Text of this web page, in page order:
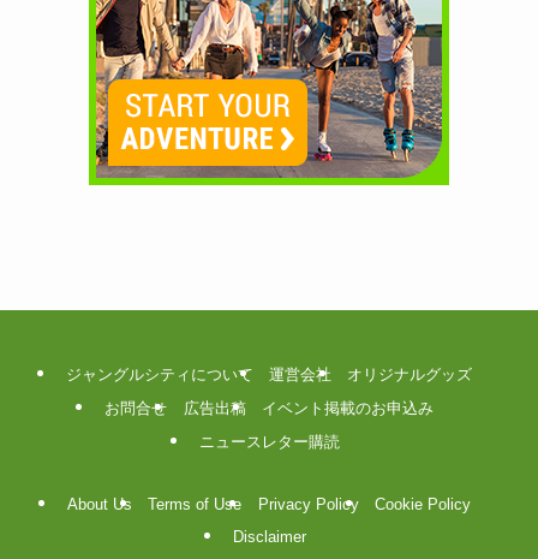
ジャングルシティについて 運営会社
オリジナルグッズ
お問合せ
広告出稿
イベント掲載のお申込み
ニュースレター購読
About Us Terms of Use Privacy Policy
Cookie Policy
Disclaimer